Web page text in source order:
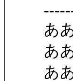
あ
あ
あ